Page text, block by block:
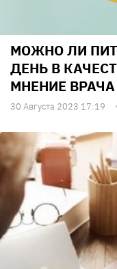
МОЖНО ЛИ
ДЕНЬ В
МНЕНИЕ ВРАЧА
30 Августа 2023 17:19